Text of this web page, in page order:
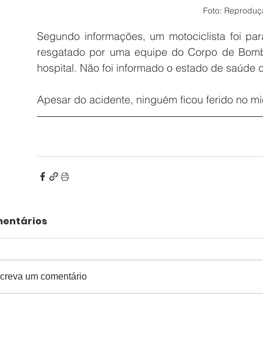
Foto:
Segundo informações, um motociclista foi
resgatado por uma equipe do Corpo de
hospital. Não foi informado o estado de saúde
Apesar do acidente, ninguém ficou ferido no
um comentário